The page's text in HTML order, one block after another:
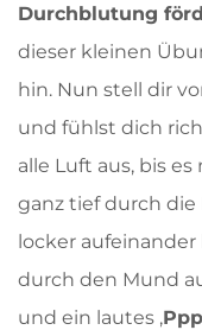
Durchblutung
dieser kleinen
hin. Nun stell dir
und fühlst dich
alle Luft aus, bis
ganz tief durch die
locker
durch den Mund
und ein lautes ,